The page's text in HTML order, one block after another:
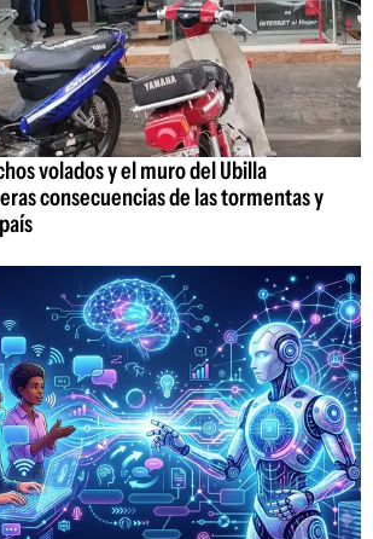
volados y el muro del Ubilla
consecuencias de las tormentas y